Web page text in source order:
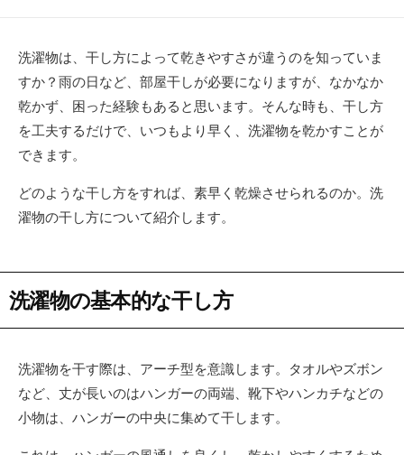
洗濯物は、干し方によって乾きやすさが違うのを知っていま
すか？雨の日など、部屋干しが必要になりますが、なかなか
乾かず、困った経験もあると思います。そんな時も、干し方
を工夫するだけで、いつもより早く、洗濯物を乾かすことが
できます。
どのような干し方をすれば、素早く乾燥させられるのか。洗
濯物の干し方について紹介します。
洗濯物の基本的な干し方
洗濯物を干す際は、アーチ型を意識します。タオルやズボン
など、丈が長いのはハンガーの両端、靴下やハンカチなどの
小物は、ハンガーの中央に集めて干します。